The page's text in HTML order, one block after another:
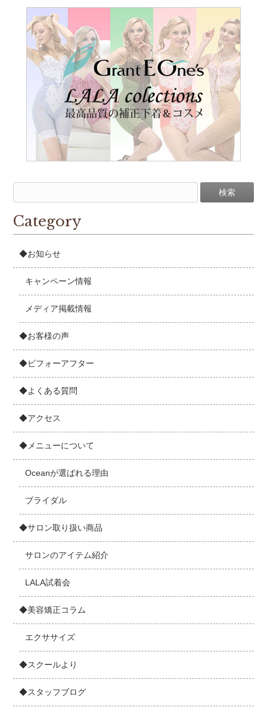
Category
◆お知らせ
キャンペーン情報
メディア掲載情報
◆お客様の声
◆ビフォーアフター
◆よくある質問
◆アクセス
◆メニューについて
Oceanが選ばれる理由
ブライダル
◆サロン取り扱い商品
サロンのアイテム紹介
LALA試着会
◆美容矯正コラム
エクササイズ
◆スクールより
◆スタッフブログ